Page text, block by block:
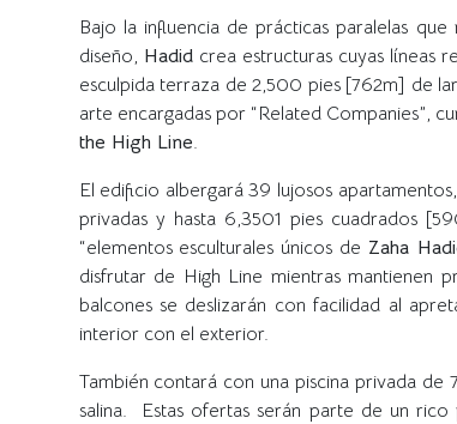
Bajo la influencia de prácticas paralelas
diseño, Hadidcrea estructuras cuyas líneas
esculpida terraza de 2,500 pies [762m] de
arte encargadas por “Related Companies”,
the High Line.
El edificio albergará 39 lujosos
privadas y hasta 6,3501 pies cuadrados
“elementos esculturales únicos de Zaha
disfrutar de High Line mientras mantienen
balcones se deslizarán con facilidad al
interior con el exterior.
También contará con una piscina privada
salina. Estas ofertas serán parte de un